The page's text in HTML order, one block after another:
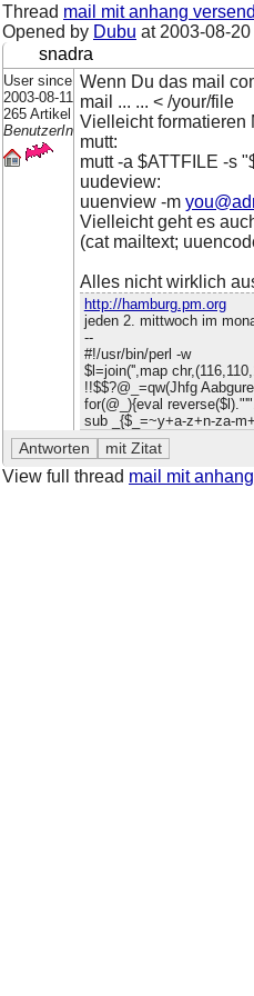
Thread mail mit anhang
Opened by Dubu at 2003-08-
snadra
User since
2003-08-11
265 Artikel
BenutzerIn
Wenn Du das mail
mail ... ... < /your/file
Vielleicht formatieren
mutt:
mutt -a $ATTFILE -s
uudeview:
uuenview -m
Vielleicht geht es
(cat mailtext;
Alles nicht wirklich
http://hamburg.pm.org
jeden 2. mittwoch im
--
#!/usr/bin/perl -w
$l=join('',map
!!$$?@_=qw(Jhfg
for(@_){eval
sub _{$_=~y+a-z+n-za-
View full thread mail mit